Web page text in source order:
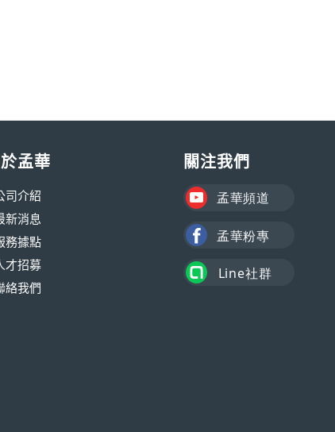
孟華
司介紹
新消息
務據點
才招募
絡我們
關注我們